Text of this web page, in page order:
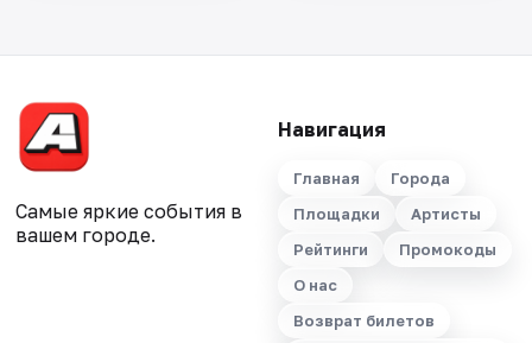
Самые яркие события в
вашем городе.
Навигация
Главная
Города
Площадки
Артисты
Рейтинги
Промокоды
О нас
Возврат билетов